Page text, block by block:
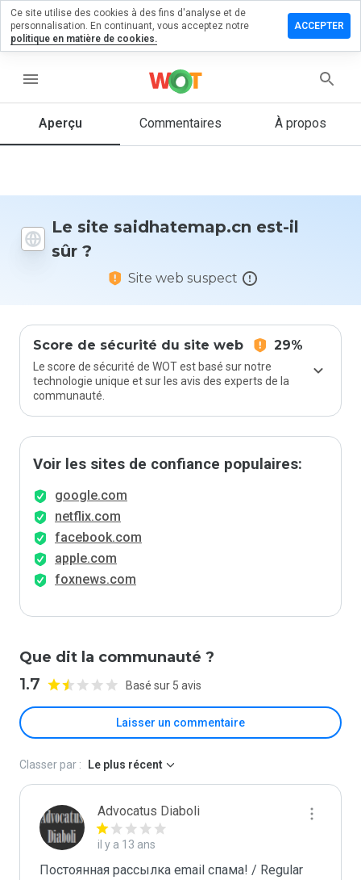
menu
Aperçu Commentaires À propos
Le site saidhatemap.cn est-il
sûr ?
Site web suspect
Score de sécurité du site web 29%
Le score de sécurité de WOT est basé sur notre
technologie unique et sur les avis des experts de la
communauté.
Voir les sites de confiance populaires:
google.com
netflix.com
facebook.com
apple.com
foxnews.com
Que dit la communauté ?
1.7 Basé sur 5 avis
Laisser un commentaire
un
1 et 5
vous à ce
site ?
Classer par : Le plus récent
Advocatus Diaboli
il y a 13 ans
Постоянная рассылка email спама! / Regular
Ce site utilise des cookies à des fins d'analyse et de
personnalisation. En continuant, vous acceptez notre
politique en matière de cookies.
ACCEPTER